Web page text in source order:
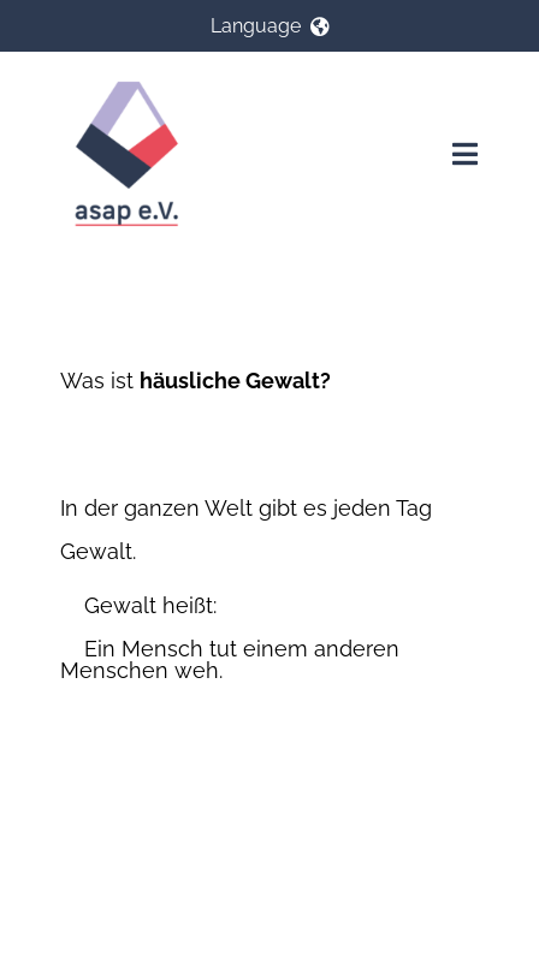
Language
Sind Sie betroffen?
Was ist häusliche Gewalt?
In der ganzen Welt gibt es jeden Tag
Gewalt.
Gewalt heißt:
Ein Mensch tut einem anderen
Menschen weh.